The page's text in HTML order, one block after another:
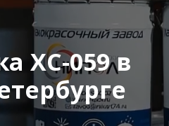
ХС-059 в